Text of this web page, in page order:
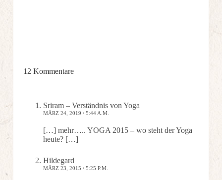
12 Kommentare
Sriram – Verständnis von Yoga
MÄRZ 24, 2019 / 5:44 A.M.
[…] mehr….. YOGA 2015 – wo steht der Yoga
heute? […]
Hildegard
MÄRZ 23, 2015 / 5:25 P.M.